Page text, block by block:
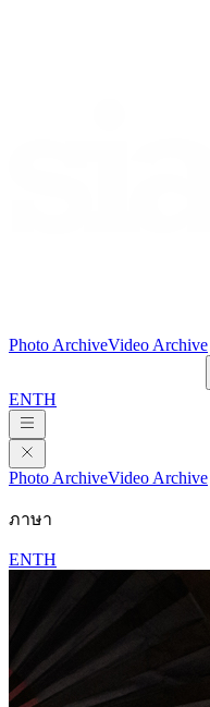
Photo ArchiveVideo Archive
ENTH
Photo ArchiveVideo Archive
ภาษา
ENTH